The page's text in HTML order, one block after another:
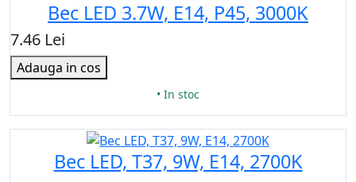
Bec LED 3.7W, E14, P45, 3000K
7.46 Lei
Adauga in cos
• In stoc
Bec LED, T37, 9W, E14, 2700K